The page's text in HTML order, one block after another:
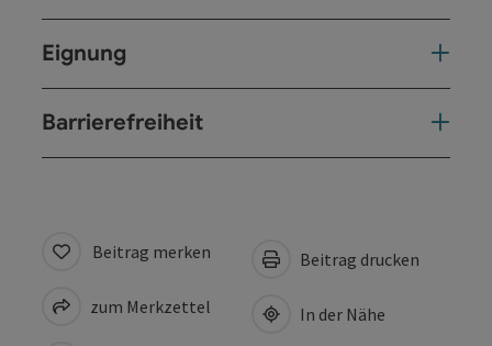
Eignung
Barrierefreiheit
Beitrag merken
zum Merkzettel
Beitrag drucken
In der Nähe